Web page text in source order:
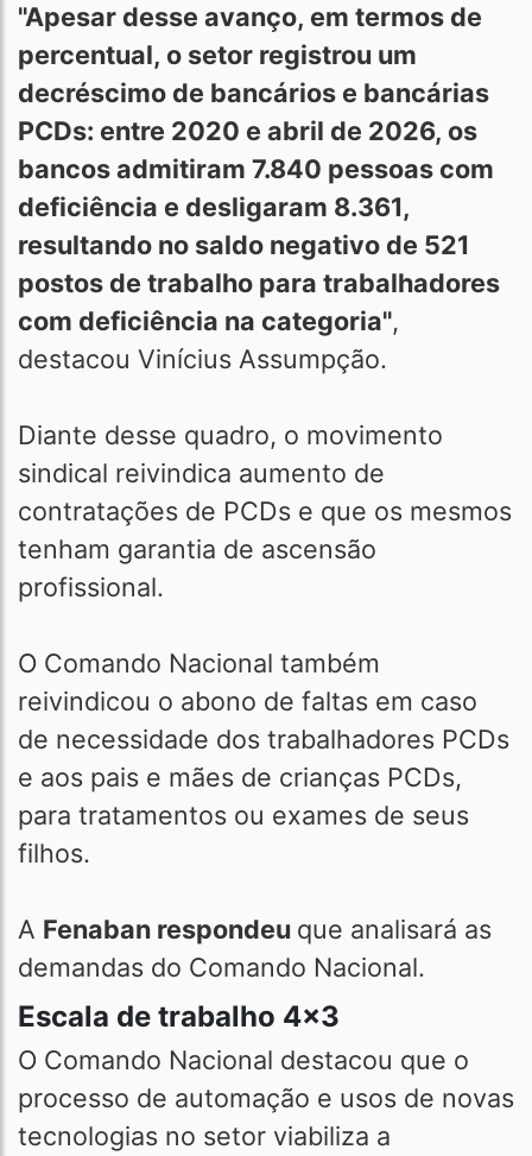
"Apesar desse avanço, em termos de
percentual, o setor registrou um
decréscimo de bancários e bancárias
PCDs: entre 2020 e abril de 2026, os
bancos admitiram 7.840 pessoas com
deficiência e desligaram 8.361,
resultando no saldo negativo de 521
postos de trabalho para trabalhadores
com deficiência na categoria",
destacou Vinícius Assumpção.
Diante desse quadro, o movimento
sindical reivindica aumento de
contratações de PCDs e que os mesmos
tenham garantia de ascensão
profissional.
O Comando Nacional também
reivindicou o abono de faltas em caso
de necessidade dos trabalhadores PCDs
e aos pais e mães de crianças PCDs,
para tratamentos ou exames de seus
filhos.
A Fenaban respondeu que analisará as
demandas do Comando Nacional.
Escala de trabalho 4x3
O Comando Nacional destacou que o
processo de automação e usos de novas
tecnologias no setor viabiliza a